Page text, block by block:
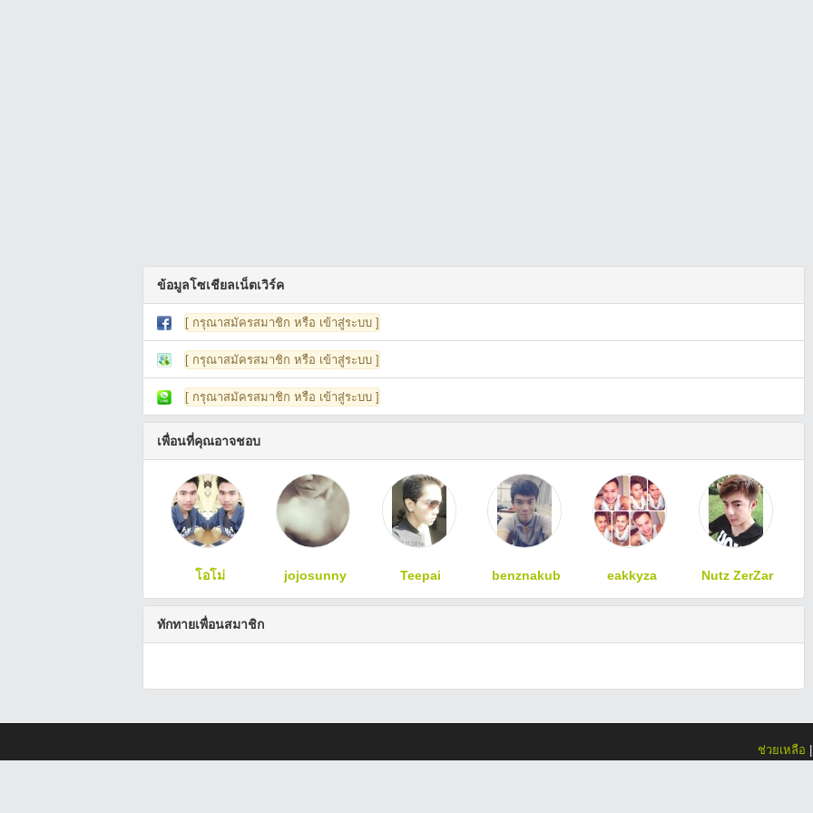
ข้อมูลโซเชียลเน็ตเวิร์ค
[ กรุณาสมัครสมาชิก หรือ เข้าสู่ระบบ ]
[ กรุณาสมัครสมาชิก หรือ เข้าสู่ระบบ ]
[ กรุณาสมัครสมาชิก หรือ เข้าสู่ระบบ ]
เพื่อนที่คุณอาจชอบ
โอโม่ jojosunny Teepai benznakub eakkyza Nutz ZerZar
ทักทายเพื่อนสมาชิก
ช่วยเหลือ